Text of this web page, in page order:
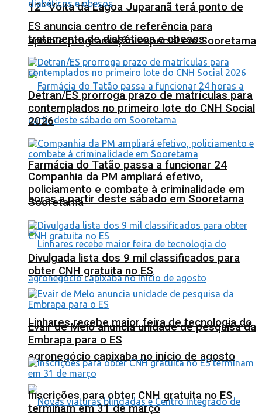
12ª Volta da Lagoa Juparanã terá ponto de
apoio e programação especial em Sooretama
Farmácia do Tatão passa a funcionar 24
horas a partir deste sábado em Sooretama
Linhares recebe maior feira de tecnologia do
agronegócio capixaba no início de agosto
ES anuncia centro de referência para
tratamento de diabéticos e obesos
Detran/ES prorroga prazo de matrículas para
contemplados no primeiro lote do CNH Social
2026
Companhia da PM ampliará efetivo,
policiamento e combate à criminalidade em
Sooretama
Divulgada lista dos 9 mil classificados para
obter CNH gratuita no ES
Evair de Melo anuncia unidade de pesquisa da
Embrapa para o ES
Inscrições para obter CNH gratuita no ES
terminam em 31 de março